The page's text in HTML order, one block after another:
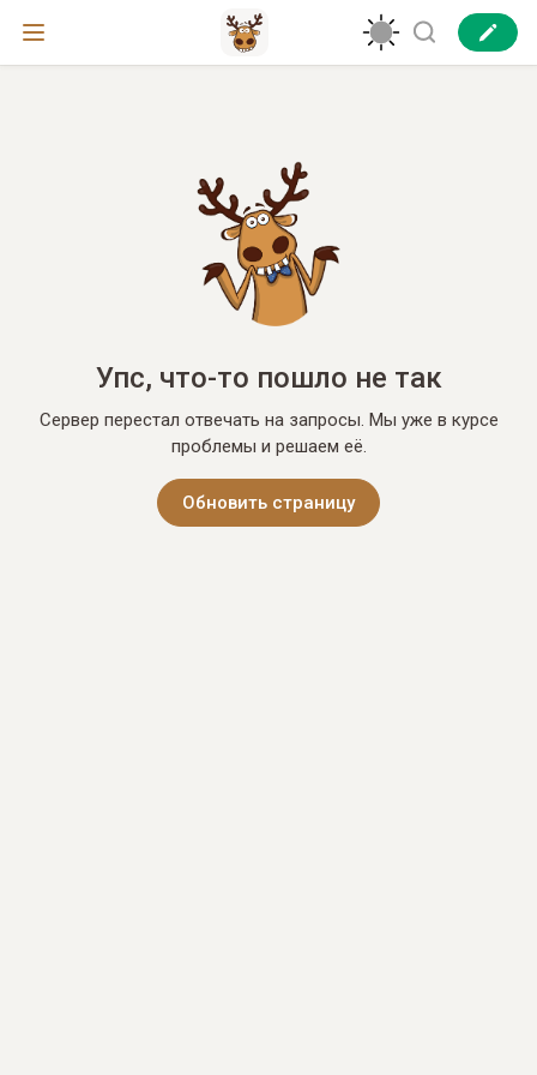
Упс, что-то пошло не так
Сервер перестал отвечать на запросы. Мы уже в курсе
проблемы и решаем её.
Обновить страницу